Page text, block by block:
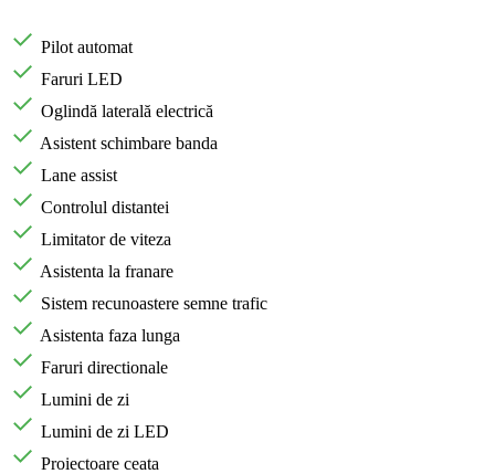
Pilot automat
Faruri LED
Oglindă laterală electrică
Asistent schimbare banda
Lane assist
Controlul distantei
Limitator de viteza
Asistenta la franare
Sistem recunoastere semne trafic
Asistenta faza lunga
Faruri directionale
Lumini de zi
Lumini de zi LED
Proiectoare ceata